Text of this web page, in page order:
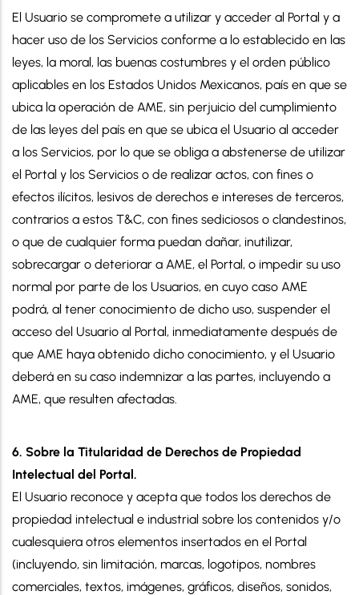
El Usuario se compromete a utilizar y acceder al Portal y a
hacer uso de los Servicios conforme a lo establecido en las
leyes, la moral, las buenas costumbres y el orden público
aplicables en los Estados Unidos Mexicanos, país en que se
ubica la operación de AME, sin perjuicio del cumplimiento
de las leyes del país en que se ubica el Usuario al acceder
a los Servicios, por lo que se obliga a abstenerse de utilizar
el Portal y los Servicios o de realizar actos, con fines o
efectos ilícitos, lesivos de derechos e intereses de terceros,
contrarios a estos T&C, con fines sediciosos o clandestinos,
o que de cualquier forma puedan dañar, inutilizar,
sobrecargar o deteriorar a AME, el Portal, o impedir su uso
normal por parte de los Usuarios, en cuyo caso AME
podrá, al tener conocimiento de dicho uso, suspender el
acceso del Usuario al Portal, inmediatamente después de
que AME haya obtenido dicho conocimiento, y el Usuario
deberá en su caso indemnizar a las partes, incluyendo a
AME, que resulten afectadas.
6. Sobre la Titularidad de Derechos de Propiedad
Intelectual del Portal.
El Usuario reconoce y acepta que todos los derechos de
propiedad intelectual e industrial sobre los contenidos y/o
cualesquiera otros elementos insertados en el Portal
(incluyendo, sin limitación, marcas, logotipos, nombres
comerciales, textos, imágenes, gráficos, diseños, sonidos,